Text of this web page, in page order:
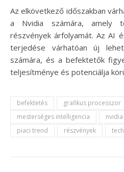
Az elkövetkező időszakban
a Nvidia számára, amely
részvények árfolyamát. Az AI
terjedése várhatóan új
számára, és a befektetők
teljesítménye és potenciálja
befektetés grafikus processzor
mesterséges intelligencia
nvidia
piaci trend
részvények